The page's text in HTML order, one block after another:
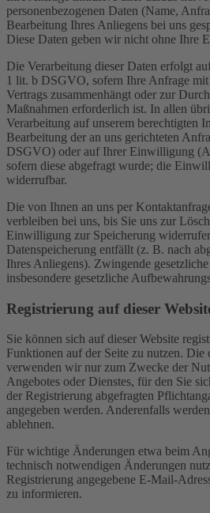
personenbezogenen Daten (Name,
Bearbeitung Ihres Anliegens bei uns
Diese Daten geben wir nicht ohne Ihre
Die Verarbeitung dieser Daten erfolgt
1 lit. b DSGVO, sofern Ihre Anfrage
Vertrags zusammenhängt oder zur
Maßnahmen erforderlich ist. In allen
Verarbeitung auf unserem berechtigten
Bearbeitung der an uns gerichteten
DSGVO) oder auf Ihrer Einwilligung
sofern diese abgefragt wurde; die
widerrufbar.
Die von Ihnen an uns per
verbleiben bei uns, bis Sie uns zur
Einwilligung zur Speicherung
Datenspeicherung entfällt (z. B. nach
Ihres Anliegens). Zwingende
insbesondere gesetzliche
Registrierung auf dieser
Sie können sich auf dieser Website
Funktionen auf der Seite zu nutzen. Die
verwenden wir nur zum Zwecke der
Angebotes oder Dienstes, für den Sie
der Registrierung abgefragten
angegeben werden. Anderenfalls
ablehnen.
Für wichtige Änderungen etwa beim
technisch notwendigen Änderungen
Registrierung angegebene E-Mail-
zu informieren.